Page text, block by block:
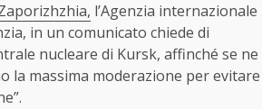
l’Agenzia internazionale
in un comunicato chiede di
nucleare di Kursk, affinché se ne
la massima moderazione per evitare